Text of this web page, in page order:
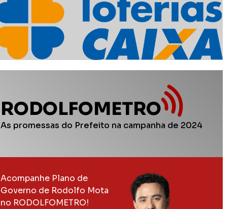
RODOLFOMETRO
As promessas do Prefeito na campanha de 2024
Acompanhe Plano de
Governo de Rodolfo Mota
no RODOLFOMETRO!